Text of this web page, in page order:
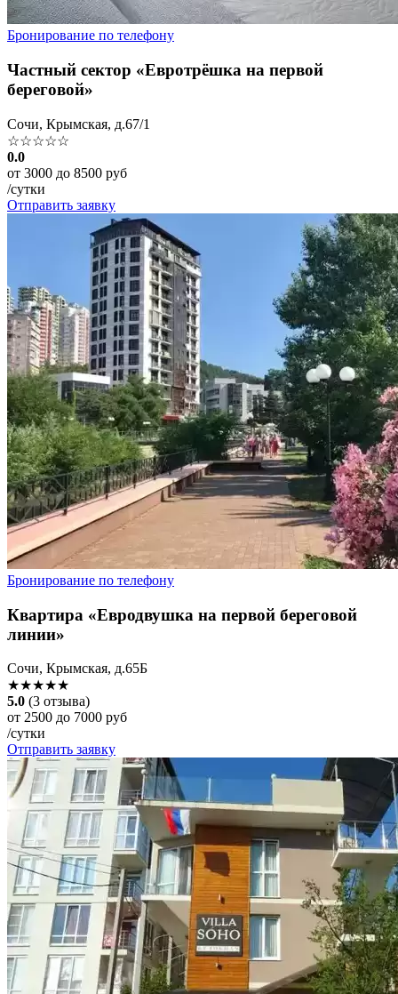
Бронирование по телефону
Частный сектор «Евротрёшка на первой
береговой»
Сочи, Крымская, д.67/1
☆☆☆☆☆
0.0
от 3000 до 8500 руб
/сутки
Отправить заявку
Бронирование по телефону
Квартира «Евродвушка на первой береговой
линии»
Сочи, Крымская, д.65Б
★★★★★
5.0 (3 отзыва)
от 2500 до 7000 руб
/сутки
Отправить заявку